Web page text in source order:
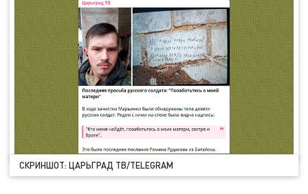
СКРИНШОТ: ЦАРЬГРАД ТВ/TELEGRAM